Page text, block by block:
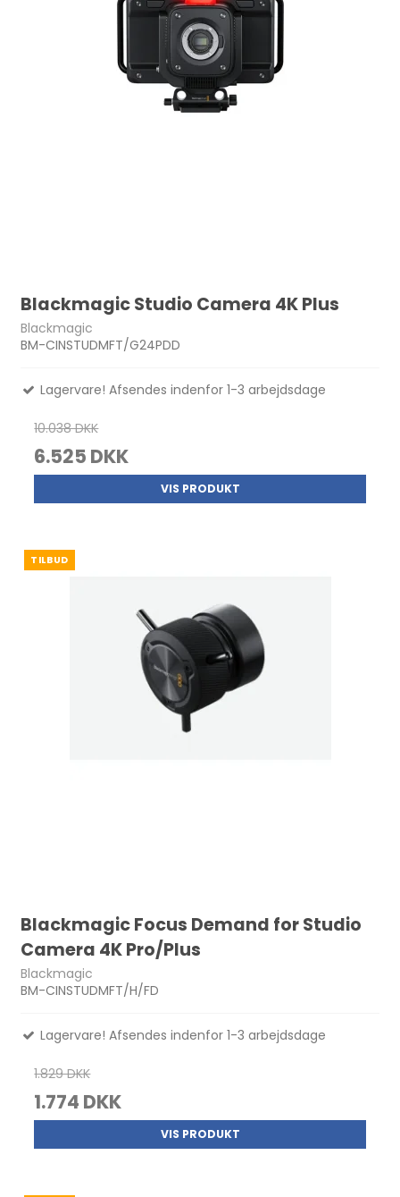
Blackmagic Studio Camera 4K Plus
Blackmagic
BM-CINSTUDMFT/G24PDD
Lagervare! Afsendes indenfor 1-3 arbejdsdage
10.038 DKK
6.525 DKK
VIS PRODUKT
TILBUD
Blackmagic Focus Demand for Studio
Camera 4K Pro/Plus
Blackmagic
BM-CINSTUDMFT/H/FD
Lagervare! Afsendes indenfor 1-3 arbejdsdage
1.829 DKK
1.774 DKK
VIS PRODUKT